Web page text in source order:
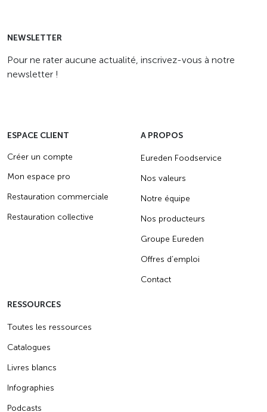
NEWSLETTER
Pour ne rater aucune actualité, inscrivez-vous à notre
newsletter !
ESPACE CLIENT
Créer un compte
Mon espace pro
Restauration commerciale
Restauration collective
A PROPOS
Eureden Foodservice
Nos valeurs
Notre équipe
Nos producteurs
Groupe Eureden
Offres d’emploi
Contact
RESSOURCES
Toutes les ressources
Catalogues
Livres blancs
Infographies
Podcasts